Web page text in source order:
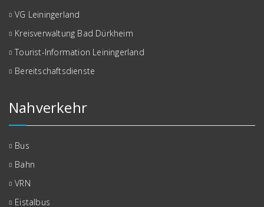
VG Leiningerland
Kreisverwaltung Bad Dürkheim
Tourist-Information Leiningerland
Bereitschaftsdienste
Nahverkehr
Bus
Bahn
VRN
Eistalbus